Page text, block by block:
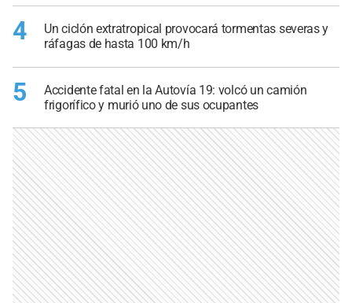
4
Un ciclón extratropical provocará tormentas severas y
ráfagas de hasta 100 km/h
5
Accidente fatal en la Autovía 19: volcó un camión
frigorífico y murió uno de sus ocupantes